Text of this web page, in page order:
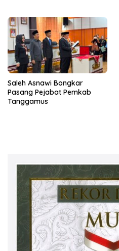
Saleh Asnawi Bongkar
Pasang Pejabat Pemkab
Tanggamus